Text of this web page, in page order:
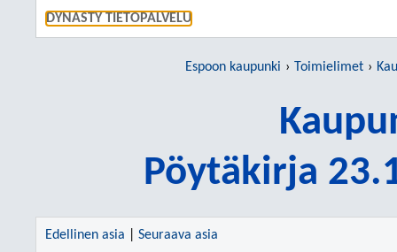
DYNASTY TIETOPALVELU
Espoon kaupunki Toimielimet
Pöytäkirja
Edellinen asia Seuraava asia